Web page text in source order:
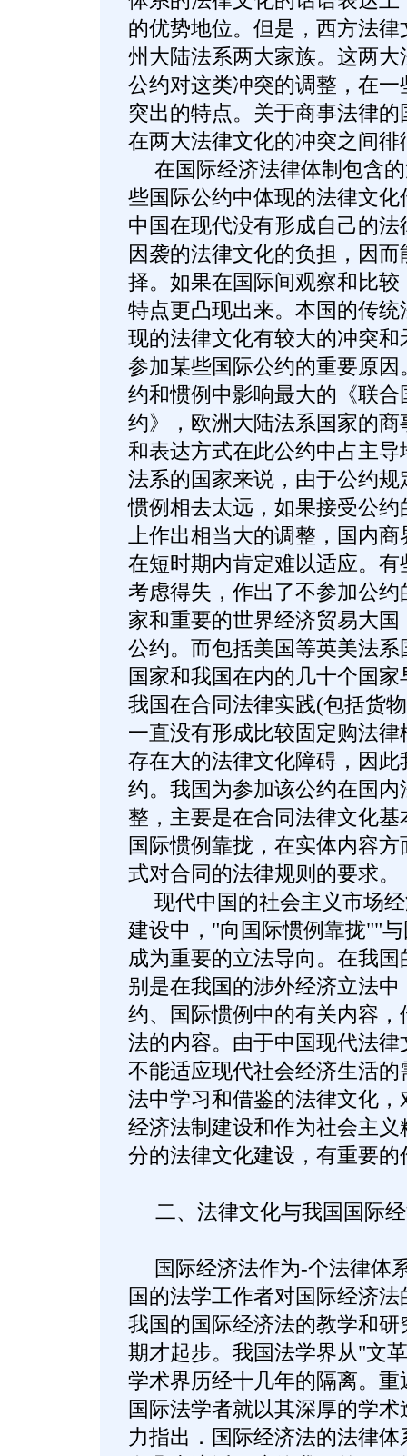
的优势地位。但是，西方法
州大陆法系两大家族。这两
公约对这类冲突的调整，在
突出的特点。关于商事法律
在两大法律文化的冲突之间徘
在国际经济法律体制包含
些国际公约中体现的法律文
中国在现代没有形成自己的
因袭的法律文化的负担，因
择。如果在国际间观察和比
特点更凸现出来。本国的传
现的法律文化有较大的冲突
参加某些国际公约的重要原
约和惯例中影响最大的《联
约》，欧洲大陆法系国家的
和表达方式在此公约中占主
法系的国家来说，由于公约
惯例相去太远，如果接受公
上作出相当大的调整，国内
在短时期内肯定难以适应。
考虑得失，作出了不参加公
家和重要的世界经济贸易大
公约。而包括美国等英美法
国家和我国在内的几十个国
我国在合同法律实践(包括货
一直没有形成比较固定购法
存在大的法律文化障碍，因
约。我国为参加该公约在国
整，主要是在合同法律文化
国际惯例靠拢，在实体内容
式对合同的法律规则的要求。
现代中国的社会主义市场经
建设中，"向国际惯例靠拢""
成为重要的立法导向。在我
别是在我国的涉外经济立法
约、国际惯例中的有关内容
法的内容。由于中国现代法
不能适应现代社会经济生活
法中学习和借鉴的法律文化
经济法制建设和作为社会主
分的法律文化建设，有重要的
二、法律文化与我国国际
国际经济法作为-个法律体
国的法学工作者对国际经济
我国的国际经济法的教学和
期才起步。我国法学界从"文
学术界历经十几年的隔离。
国际法学者就以其深厚的学
力指出．国际经济法的法律